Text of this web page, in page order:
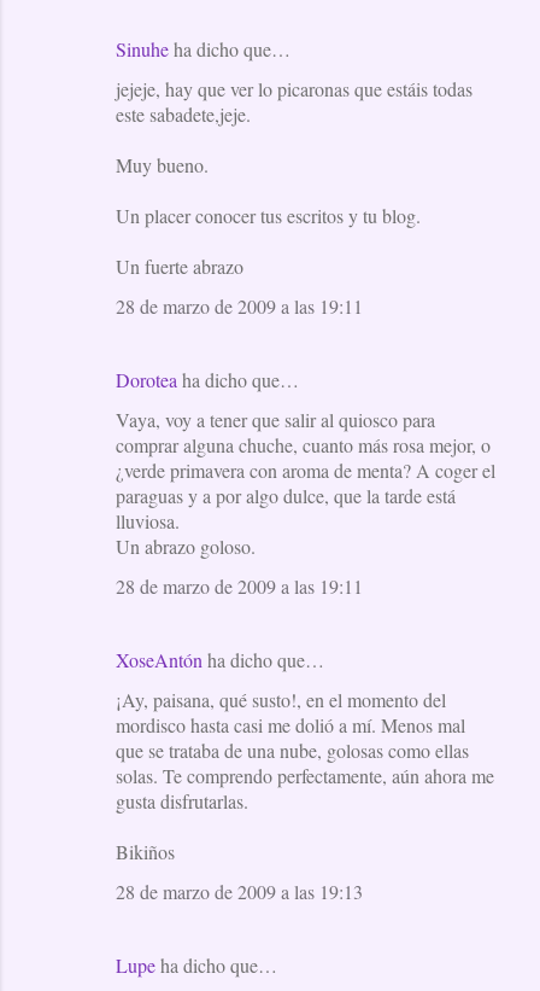
Sinuheha dicho que…
jejeje, hay que ver lo picaronas que estáis todas
este sabadete,jeje.
Muy bueno.
Un placer conocer tus escritos y tu blog.
Un fuerte abrazo
28 de marzo de 2009 a las 19:11
Dorotea ha dicho que…
Vaya, voy a tener que salir al quiosco para
comprar alguna chuche, cuanto más rosa mejor, o
¿verde primavera con aroma de menta? A coger el
paraguas y a por algo dulce, que la tarde está
lluviosa.
Un abrazo goloso.
28 de marzo de 2009 a las 19:11
XoseAntón ha dicho que…
¡Ay, paisana, qué susto!, en el momento del
mordisco hasta casi me dolió a mí. Menos mal
que se trataba de una nube, golosas como ellas
solas. Te comprendo perfectamente, aún ahora me
gusta disfrutarlas.
Bikiños
28 de marzo de 2009 a las 19:13
Lupeha dicho que…